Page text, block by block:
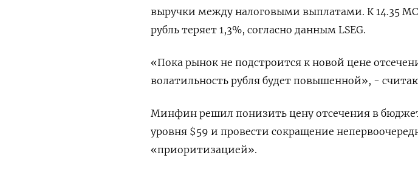
выручки между налоговыми выплатами. К 14.35
рубль теряет 1,3%, согласно данным LSEG.
«Пока рынок не подстроится к новой цене
волатильность рубля будет повышенной», -
Минфин решил понизить цену отсечения в
уровня $59 и провести сокращение
«приоритизацией».